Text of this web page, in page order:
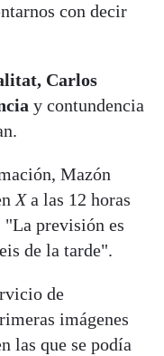
con decir
Carlos
y contundencia
Mazón
Xa las 12 horas
"La previsión es
de la tarde".
de
imágenes
las que se podía